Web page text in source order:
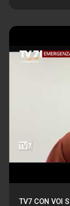
TV7 CON VOI